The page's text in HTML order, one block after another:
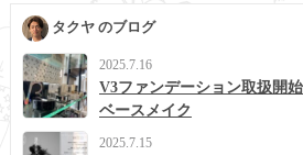
タクヤ のブログ
2025.7.16
V3ファンデーション取扱開
ベースメイク
2025.7.15